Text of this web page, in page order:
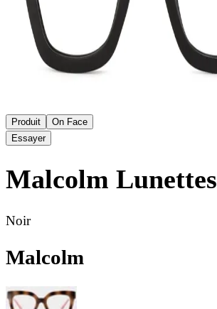
Produit
On Face
Essayer
Malcolm Lunettes
Noir
Malcolm